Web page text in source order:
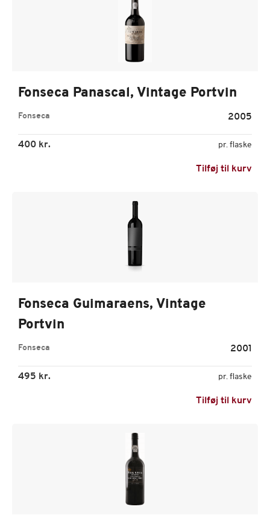
Fonseca Panascal, Vintage Portvin
Fonseca 2005
400 kr. pr. flaske
Tilføj til kurv
Fonseca Guimaraens, Vintage
Portvin
Fonseca 2001
495 kr. pr. flaske
Tilføj til kurv